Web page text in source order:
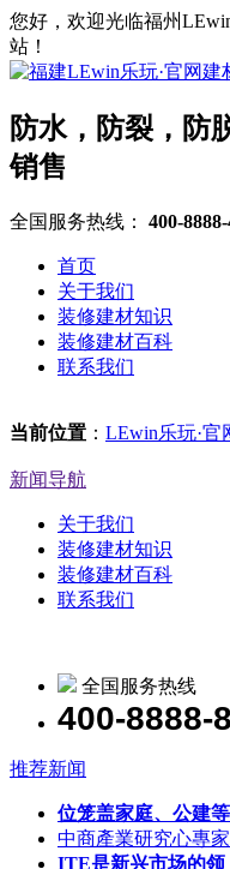
您好，欢迎光临福州
站！
防水，防裂，防
销售
全国服务热线： 400-
首页
关于我们
装修建材知识
装修建材百科
联系我们
当前位置 ： LEwin乐玩·官
新闻导航
关于我们
装修建材知识
装修建材百科
联系我们
全国服务热线
400-8888-
推荐新闻
位笼盖家庭、公建
中商產業研究心專
ITE是新兴市场的领